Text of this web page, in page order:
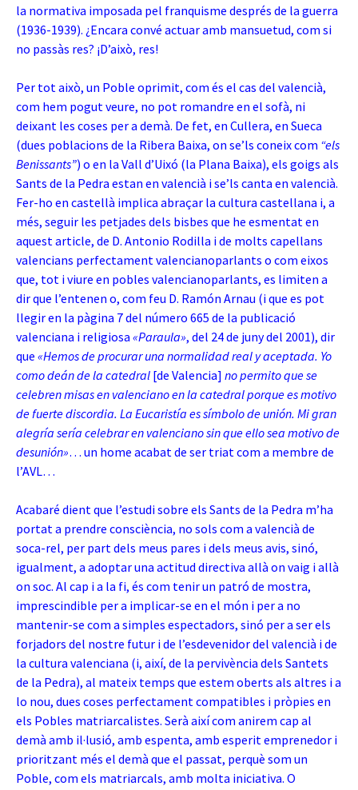
la normativa imposada pel franquisme després de la guerra
(1936-1939). ¿Encara convé actuar amb mansuetud, com si
no passàs res? ¡D’això, res!
Per tot això, un Poble oprimit, com és el cas del valencià,
com hem pogut veure, no pot romandre en el sofà, ni
deixant les coses per a demà. De fet, en Cullera, en Sueca
(dues poblacions de la Ribera Baixa, on se’ls coneix com “els
Benissants”) o en la Vall d’Uixó (la Plana Baixa), els goigs als
Sants de la Pedra estan en valencià i se’ls canta en valencià.
Fer-ho en castellà implica abraçar la cultura castellana i, a
més, seguir les petjades dels bisbes que he esmentat en
aquest article, de D. Antonio Rodilla i de molts capellans
valencians perfectament valencianoparlants o com eixos
que, tot i viure en pobles valencianoparlants, es limiten a
dir que l’entenen o, com feu D. Ramón Arnau (i que es pot
llegir en la pàgina 7 del número 665 de la publicació
valenciana i religiosa «Paraula», del 24 de juny del 2001), dir
que «Hemos de procurar una normalidad real y aceptada. Yo
como deán de la catedral [de Valencia] no permito que se
celebren misas en valenciano en la catedral porque es motivo
de fuerte discordia. La Eucaristía es símbolo de unión. Mi gran
alegría sería celebrar en valenciano sin que ello sea motivo de
desunión»… un home acabat de ser triat com a membre de
l’AVL…
Acabaré dient que l’estudi sobre els Sants de la Pedra m’ha
portat a prendre consciència, no sols com a valencià de
soca-rel, per part dels meus pares i dels meus avis, sinó,
igualment, a adoptar una actitud directiva allà on vaig i allà
on soc. Al cap i a la fi, és com tenir un patró de mostra,
imprescindible per a implicar-se en el món i per a no
mantenir-se com a simples espectadors, sinó per a ser els
forjadors del nostre futur i de l’esdevenidor del valencià i de
la cultura valenciana (i, així, de la pervivència dels Santets
de la Pedra), al mateix temps que estem oberts als altres i a
lo nou, dues coses perfectament compatibles i pròpies en
els Pobles matriarcalistes. Serà així com anirem cap al
demà amb il·lusió, amb espenta, amb esperit emprenedor i
prioritzant més el demà que el passat, perquè som un
Poble, com els matriarcals, amb molta iniciativa. O